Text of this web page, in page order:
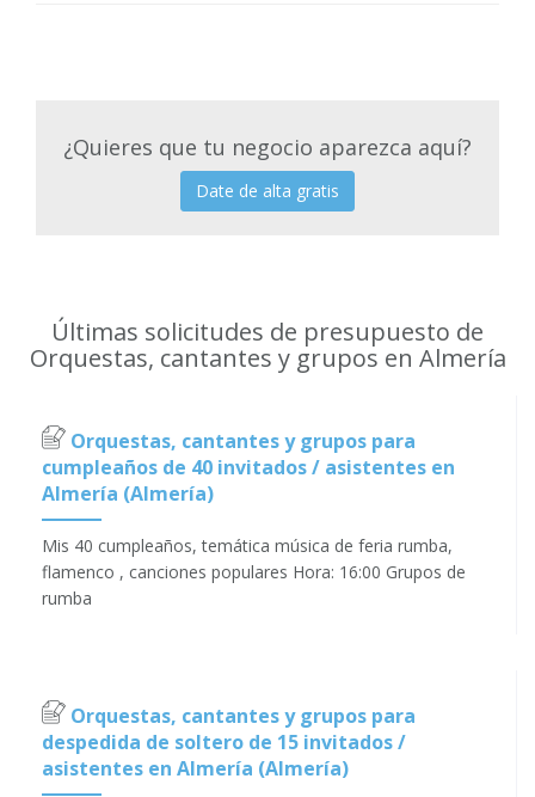
¿Quieres que tu negocio aparezca aquí?
Date de alta gratis
Últimas solicitudes de presupuesto de
Orquestas, cantantes y grupos en Almería
Orquestas, cantantes y grupos para
cumpleaños de 40 invitados / asistentes en
Almería (Almería)
Mis 40 cumpleaños, temática música de feria rumba,
flamenco , canciones populares Hora: 16:00 Grupos de
rumba
Orquestas, cantantes y grupos para
despedida de soltero de 15 invitados /
asistentes en Almería (Almería)